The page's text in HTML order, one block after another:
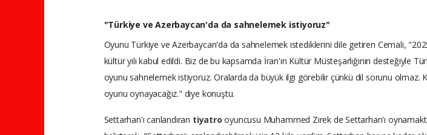
"Türkiye ve Azerbaycan'da da sahnelemek istiyoruz"
Oyunu Türkiye ve Azerbaycan'da da sahnelemek istediklerini dile getiren Cemali,
kültür yılı kabul edildi. Biz de bu kapsamda İran'ın Kültür Müsteşarlığının desteğiyle
oyunu sahnelemek istiyoruz. Oralarda da büyük ilgi görebilir çünkü dil sorunu olmaz.
oyunu oynayacağız." diye konuştu.
Settarhan'ı canlandıran tiyatrooyuncusu Muhammed Zirek de Settarhan'ı